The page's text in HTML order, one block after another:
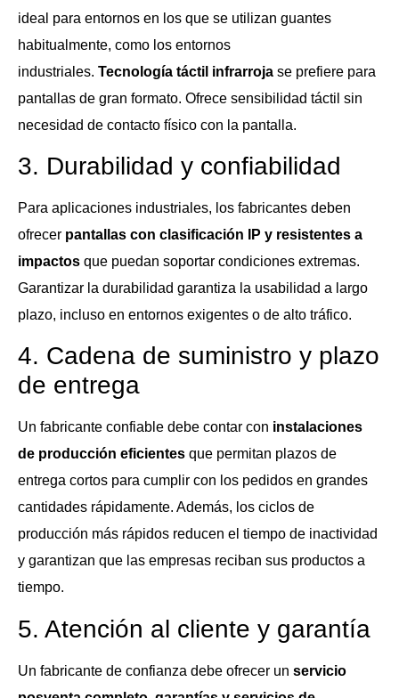
ideal para entornos en los que se utilizan guantes
habitualmente, como los entornos
industriales. Tecnología táctil infrarroja se prefiere para
pantallas de gran formato. Ofrece sensibilidad táctil sin
necesidad de contacto físico con la pantalla.
3. Durabilidad y confiabilidad
Para aplicaciones industriales, los fabricantes deben
ofrecer pantallas con clasificación IP y resistentes a
impactos que puedan soportar condiciones extremas.
Garantizar la durabilidad garantiza la usabilidad a largo
plazo, incluso en entornos exigentes o de alto tráfico.
4. Cadena de suministro y plazo
de entrega
Un fabricante confiable debe contar con instalaciones
de producción eficientes que permitan plazos de
entrega cortos para cumplir con los pedidos en grandes
cantidades rápidamente. Además, los ciclos de
producción más rápidos reducen el tiempo de inactividad
y garantizan que las empresas reciban sus productos a
tiempo.
5. Atención al cliente y garantía
Un fabricante de confianza debe ofrecer un servicio